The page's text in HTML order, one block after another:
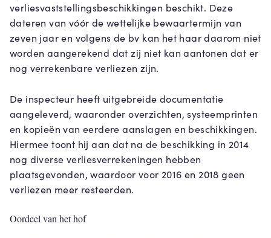
verliesvaststellingsbeschikkingen beschikt. Deze
dateren van vóór de wettelijke bewaartermijn van
zeven jaar en volgens de bv kan het haar daarom niet
worden aangerekend dat zij niet kan aantonen dat er
nog verrekenbare verliezen zijn.
De inspecteur heeft uitgebreide documentatie
aangeleverd, waaronder overzichten, systeemprinten
en kopieën van eerdere aanslagen en beschikkingen.
Hiermee toont hij aan dat na de beschikking in 2014
nog diverse verliesverrekeningen hebben
plaatsgevonden, waardoor voor 2016 en 2018 geen
verliezen meer resteerden.
Oordeel van het hof